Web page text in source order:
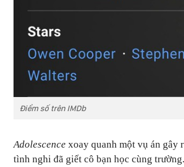
Điểm số trên IMDb
Adolescence xoay quanh một vụ án gây
tình nghi đã giết cô bạn học cùng